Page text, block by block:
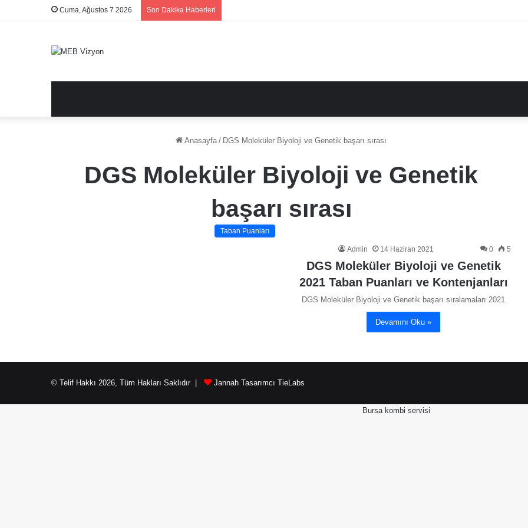
Cuma, Ağustos 7 2026 Son Dakika Haberleri
Anasayfa / DGS Moleküler Biyoloji ve Genetik başarı sırası
DGS Moleküler Biyoloji ve Genetik
başarı sırası
Taban Puanları
Admin 14 Haziran 2021 0 5
DGS Moleküler Biyoloji ve Genetik
2021 Taban Puanları ve Kontenjanları
DGS Moleküler Biyoloji ve Genetik başarı sıralamaları 2021
Devamını Oku »
© Telif Hakkı 2026, Tüm Hakları Saklıdır | Jannah Tasarımcı TieLabs
Bursa kombi servisi